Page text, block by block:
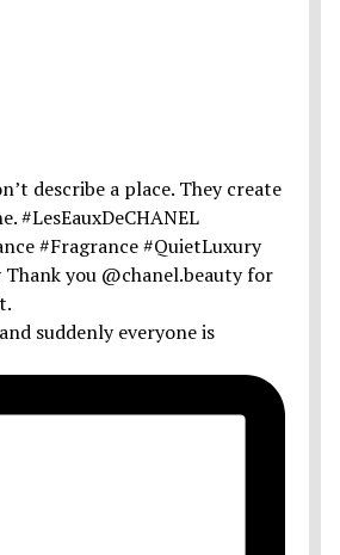
suddenly everyone is